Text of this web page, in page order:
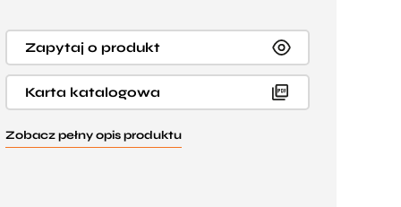
Zapytaj o produkt
Karta katalogowa
Zobacz pełny opis produktu